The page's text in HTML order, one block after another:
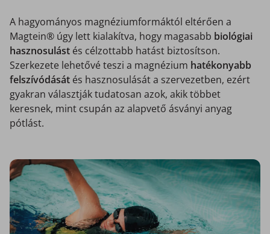
A hagyományos magnéziumformáktól eltérően a
Magtein® úgy lett kialakítva, hogy magasabb biológiai
hasznosulást és célzottabb hatást biztosítson.
Szerkezete lehetővé teszi a magnézium hatékonyabb
felszívódását és hasznosulását a szervezetben, ezért
gyakran választják tudatosan azok, akik többet
keresnek, mint csupán az alapvető ásványi anyag
pótlást.